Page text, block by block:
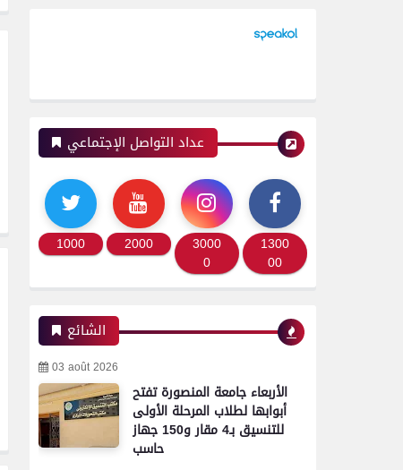
عداد التواصل الإجتماعي
1000 2000 3000
0
1300
00
الشائع
03 août 2026
الأربعاء جامعة المنصورة تفتح
أبوابها لطلاب المرحلة الأولى
للتنسيق بـ4 مقار و150 جهاز
حاسب